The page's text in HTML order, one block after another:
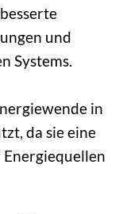
und
Systems.
in
da sie eine